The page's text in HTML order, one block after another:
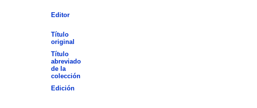
Editor
Título
original
Título
abreviado
de la
colección
Edición